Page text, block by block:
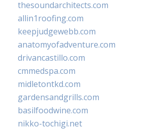
thesoundarchitects.com
allin1roofing.com
keepjudgewebb.com
anatomyofadventure.com
drivancastillo.com
cmmedspa.com
midletontkd.com
gardensandgrills.com
basilfoodwine.com
nikko-tochigi.net